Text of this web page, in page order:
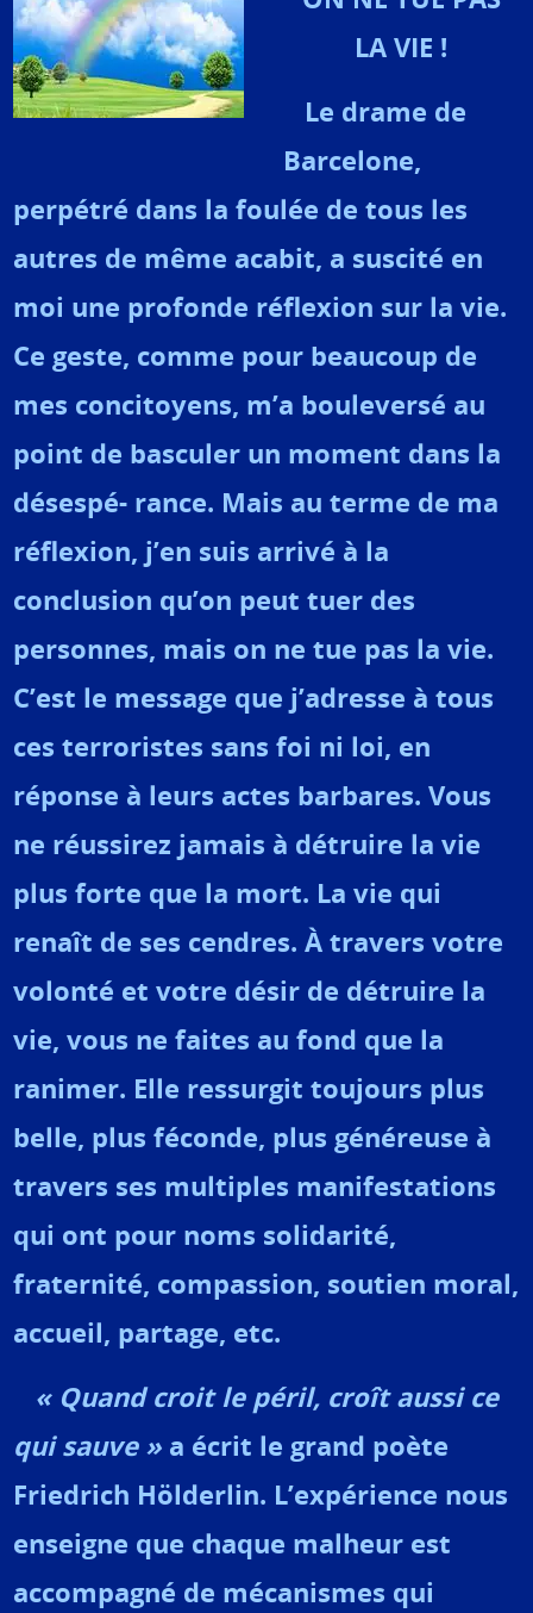
LA VIE !
Le drame de
Barcelone,
perpétré dans la foulée de tous les
autres de même acabit, a suscité en
moi une profonde réflexion sur la vie.
Ce geste, comme pour beaucoup de
mes concitoyens, m’a bouleversé au
point de basculer un moment dans la
désespé- rance. Mais au terme de ma
réflexion, j’en suis arrivé à la
conclusion qu’on peut tuer des
personnes, mais on ne tue pas la vie.
C’est le message que j’adresse à tous
ces terroristes sans foi ni loi, en
réponse à leurs actes barbares. Vous
ne réussirez jamais à détruire la vie
plus forte que la mort. La vie qui
renaît de ses cendres. À travers votre
volonté et votre désir de détruire la
vie, vous ne faites au fond que la
ranimer. Elle ressurgit toujours plus
belle, plus féconde, plus généreuse à
travers ses multiples manifestations
qui ont pour noms solidarité,
fraternité, compassion, soutien moral,
accueil, partage, etc.
« Quand croit le péril, croît aussi ce
qui sauve » a écrit le grand poète
Friedrich Hölderlin. L’expérience nous
enseigne que chaque malheur est
accompagné de mécanismes qui